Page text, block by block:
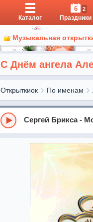
Каталог
6 2
Праздники
Музыкальная
С Днём ангела
Открыткиок По именам
Сергей Брикса -